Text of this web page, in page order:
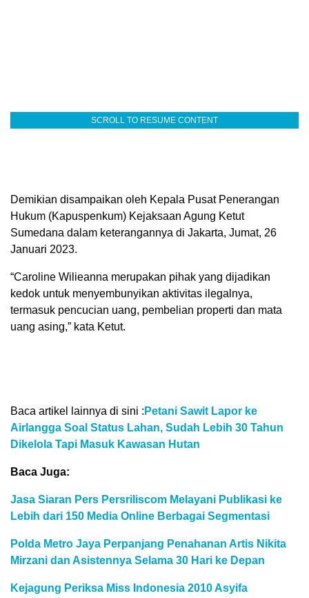
SCROLL TO RESUME CONTENT
Demikian disampaikan oleh Kepala Pusat Penerangan
Hukum (Kapuspenkum) Kejaksaan Agung Ketut
Sumedana dalam keterangannya di Jakarta, Jumat, 26
Januari 2023.
“Caroline Wilieanna merupakan pihak yang dijadikan
kedok untuk menyembunyikan aktivitas ilegalnya,
termasuk pencucian uang, pembelian properti dan mata
uang asing,” kata Ketut.
Baca artikel lainnya di sini : Petani Sawit Lapor ke
Airlangga Soal Status Lahan, Sudah Lebih 30 Tahun
Dikelola Tapi Masuk Kawasan Hutan
Baca Juga:
Jasa Siaran Pers Persriliscom Melayani Publikasi ke
Lebih dari 150 Media Online Berbagai Segmentasi
Polda Metro Jaya Perpanjang Penahanan Artis Nikita
Mirzani dan Asistennya Selama 30 Hari ke Depan
Kejagung Periksa Miss Indonesia 2010 Asyifa